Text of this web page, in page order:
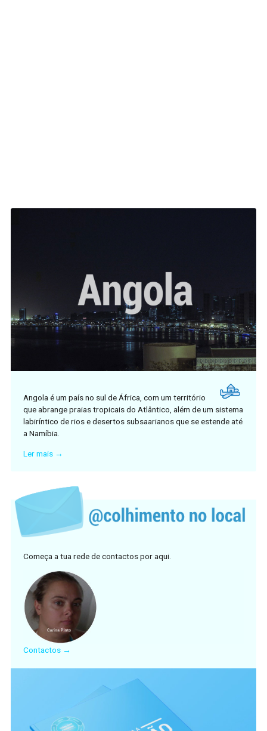
Angola é um país no sul de África, com um território
que abrange praias tropicais do Atlântico, além de um sistema
labiríntico de rios e desertos subsaarianos que se estende até
a Namíbia.
Ler mais →
Começa a tua rede de contactos por aqui.
Contactos →